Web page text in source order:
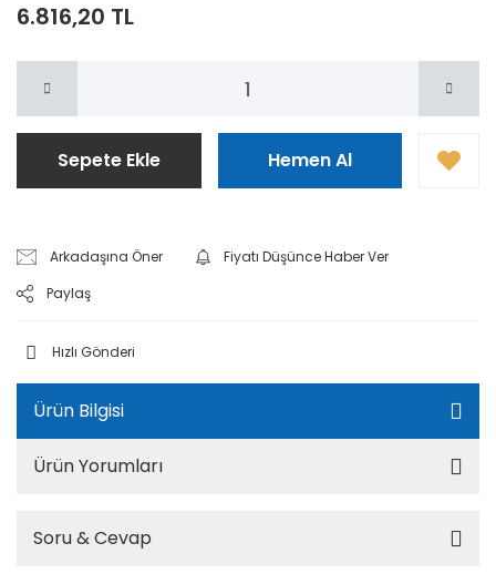
6.816,20 TL
Sepete Ekle Hemen Al
Arkadaşına Öner
Fiyatı Düşünce Haber Ver
Paylaş
Hızlı Gönderi
Ürün Bilgisi
Ürün Yorumları
Soru & Cevap